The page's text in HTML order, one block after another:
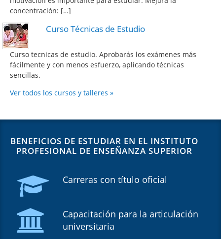
concentración: […]
Curso Técnicas de Estudio
Curso tecnicas de estudio. Aprobarás los exámenes más
fácilmente y con menos esfuerzo, aplicando técnicas
sencillas.
Ver todos los cursos y talleres »
BENEFICIOS DE ESTUDIAR EN EL INSTITUTO
PROFESIONAL DE ENSEÑANZA SUPERIOR
Carreras con título oficial
Capacitación para la articulación
universitaria